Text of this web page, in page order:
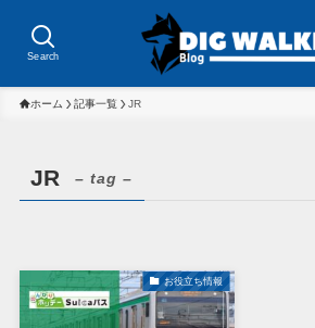
Search
ホーム 記事一覧 JR
JR – tag –
お役立ち情報